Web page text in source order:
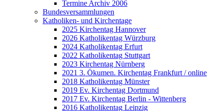
Termine Archiv 2006
Bundesversammlungen
Katholiken- und Kirchentage
2025 Kirchentag Hannover
2026 Katholikentag Würzburg
2024 Katholikentag Erfurt
2022 Katholikentag Stuttgart
2023 Kirchentag Nürnberg
2021 3. Ökumen. Kirchentag Frankfurt / online
2018 Katholikentag Münster
2019 Ev. Kirchentag Dortmund
2017 Ev. Kirchentag Berlin - Wittenberg
2016 Katholikentag Leipzig